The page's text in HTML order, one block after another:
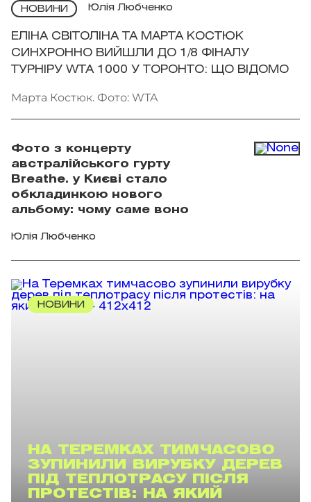
НОВИНИ Юлія Любченко
ЕЛІНА СВІТОЛІНА ТА МАРТА КОСТЮК
СИНХРОННО ВИЙШЛИ ДО 1/8 ФІНАЛУ
ТУРНІРУ WTA 1000 У ТОРОНТО: ЩО ВІДОМО
Марта Костюк. Фото: WTA
Фото з концерту
австралійського гурту
Breathe. у Києві стало
обкладинкою нового
альбому: чому саме воно
Юлія Любченко
НОВИНИ
НА ТЕРЕМКАХ ТИМЧАСОВО
ЗУПИНИЛИ ВИРУБКУ ДЕРЕВ
ПІД ТЕПЛОТРАСУ ПІСЛЯ
ПРОТЕСТІВ: НА ЯКИЙ